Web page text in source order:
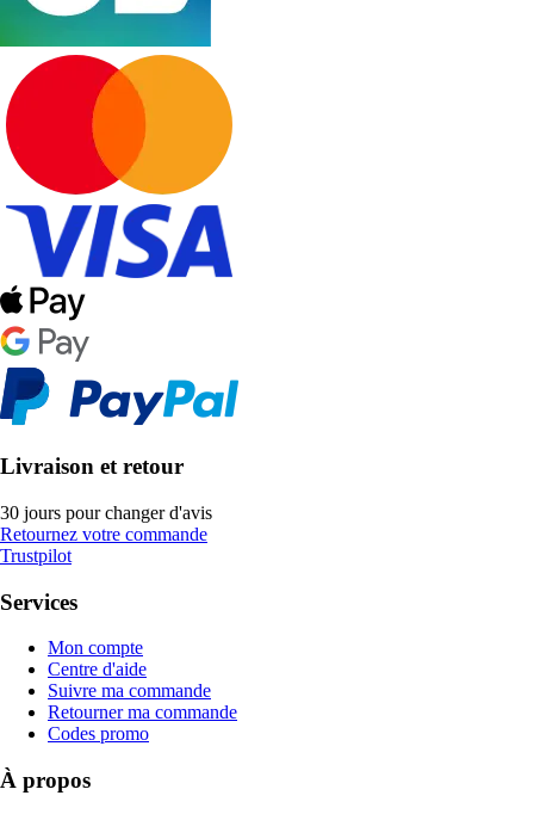
Livraison et retour
30 jours pour changer d'avis
Retournez votre commande
Trustpilot
Services
Mon compte
Centre d'aide
Suivre ma commande
Retourner ma commande
Codes promo
À propos